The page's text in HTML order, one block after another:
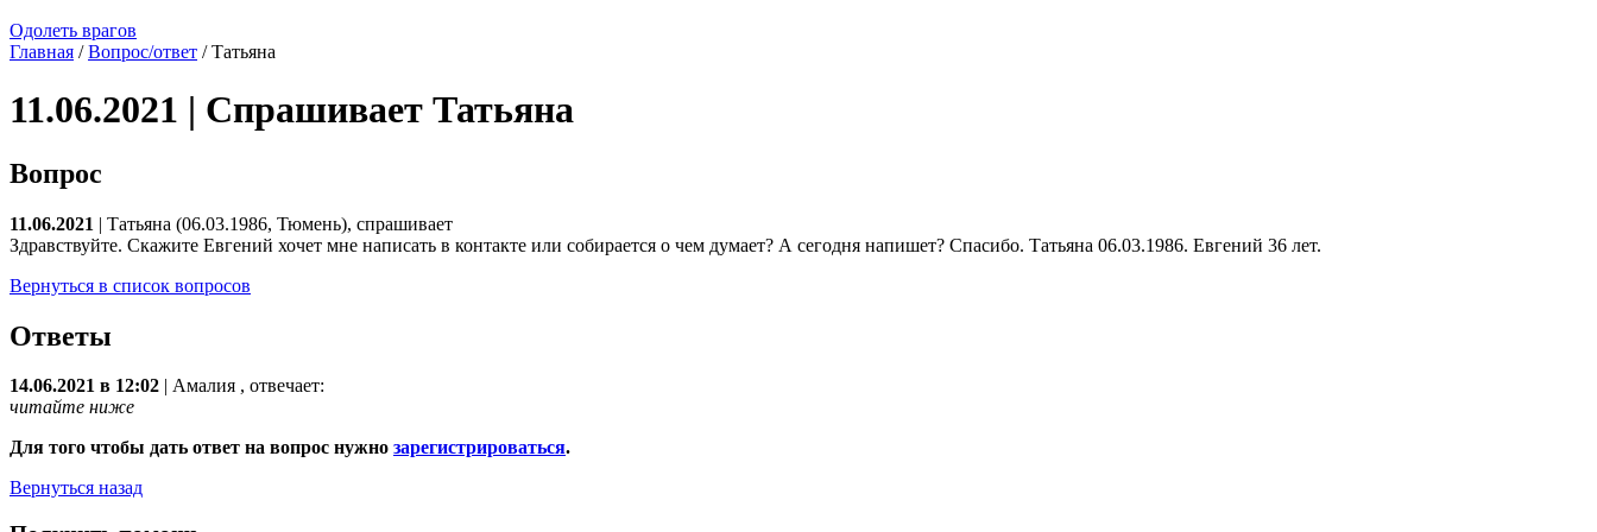
Одолеть врагов
Главная /Вопрос/ответ / Татьяна
11.06.2021 | Спрашивает Татьяна
Вопрос
11.06.2021 | Татьяна (06.03.1986, Тюмень), спрашивает
Здравствуйте. Скажите Евгений хочет мне написать в контакте или собирается о чем думает? А сегодня напишет? Спасибо. Татьяна 06.03.1986. Евгений 36 лет.
Вернуться в список вопросов
Ответы
14.06.2021 в 12:02 Амалия , отвечает:
читайте ниже
Для того чтобы дать ответ на вопрос нужно зарегистрироваться.
Вернуться назад